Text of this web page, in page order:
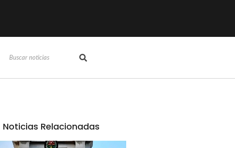
Noticias Relacionadas